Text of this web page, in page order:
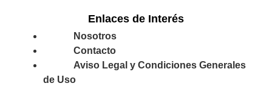
Enlaces de Interés
Nosotros
Contacto
Aviso Legal y Condiciones Generales
de Uso